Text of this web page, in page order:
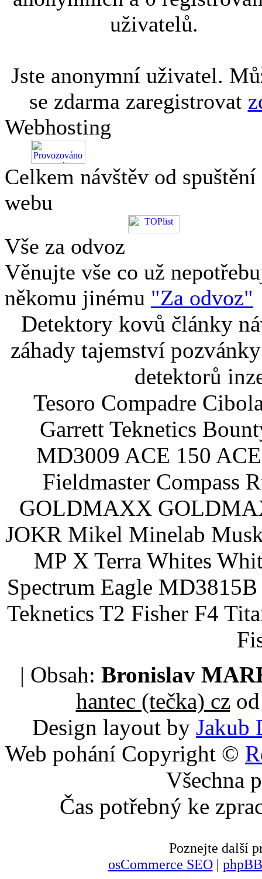
uživatelů.
Jste anonymní uživatel.
se zdarma zaregistrovat
Webhosting
Celkem návštěv od spuštění
webu
Vše za odvoz
Věnujte vše co už
někomu jinému "Za odvoz"
Detektory kovů články
záhady tajemství
detektorů
Tesoro Compadre
Garrett Teknetics
MD3009 ACE 150
Fieldmaster Compass
GOLDMAXX
JOKR Mikel Minelab
MP X Terra Whites
Spectrum Eagle
Teknetics T2 Fisher F4
| Obsah: Bronislav
hantec (tečka) czod
Design layout by Jakub
Web pohání Copyright ©
Všechna
Čas potřebný ke
Poznejte další
osCommerce SEO|